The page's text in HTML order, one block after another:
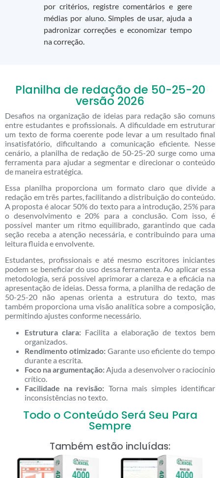
por critérios, registre comentários e gere
médias por aluno. Simples de usar, ajuda a
padronizar correções e economizar tempo
na correção.
Planilha de redação de 50-25-20
versão 2026
Desafios na organização de ideias para redação são comuns
entre estudantes e profissionais. A dificuldade em estruturar
um texto de forma coerente pode levar a um resultado final
insatisfatório, dificultando a comunicação eficiente. Nesse
cenário, a planilha de redação de 50-25-20 surge como uma
ferramenta para ajudar a segmentar e direcionar o conteúdo
de maneira estratégica.
Essa planilha proporciona um formato claro que divide a
redação em três partes, facilitando a distribuição do conteúdo.
A proposta é alocar 50% do texto para a introdução, 25% para
o desenvolvimento e 20% para a conclusão. Com isso, é
possível manter um ritmo equilibrado, garantindo que cada
seção receba a atenção necessária, e contribuindo para uma
leitura fluida e envolvente.
Estudantes, profissionais e até mesmo escritores iniciantes
podem se beneficiar do uso dessa ferramenta. Ao aplicar essa
metodologia, será possível aprimorar a clareza e a eficácia na
apresentação de ideias. Dessa forma, a planilha de redação de
50-25-20 não apenas orienta a estrutura do texto, mas
também proporciona uma visão analítica sobre a composição,
permitindo ajustes conforme necessário.
Estrutura clara: Facilita a elaboração de textos bem
organizados.
Rendimento otimizado:Garante uso eficiente do tempo
durante a escrita.
Foco na argumentação: Ajuda a desenvolver o raciocínio
crítico.
Facilidade na revisão: Torna mais simples identificar
inconsistências no texto.
Todo o Conteúdo Será Seu Para
Sempre
Também estão incluídas: